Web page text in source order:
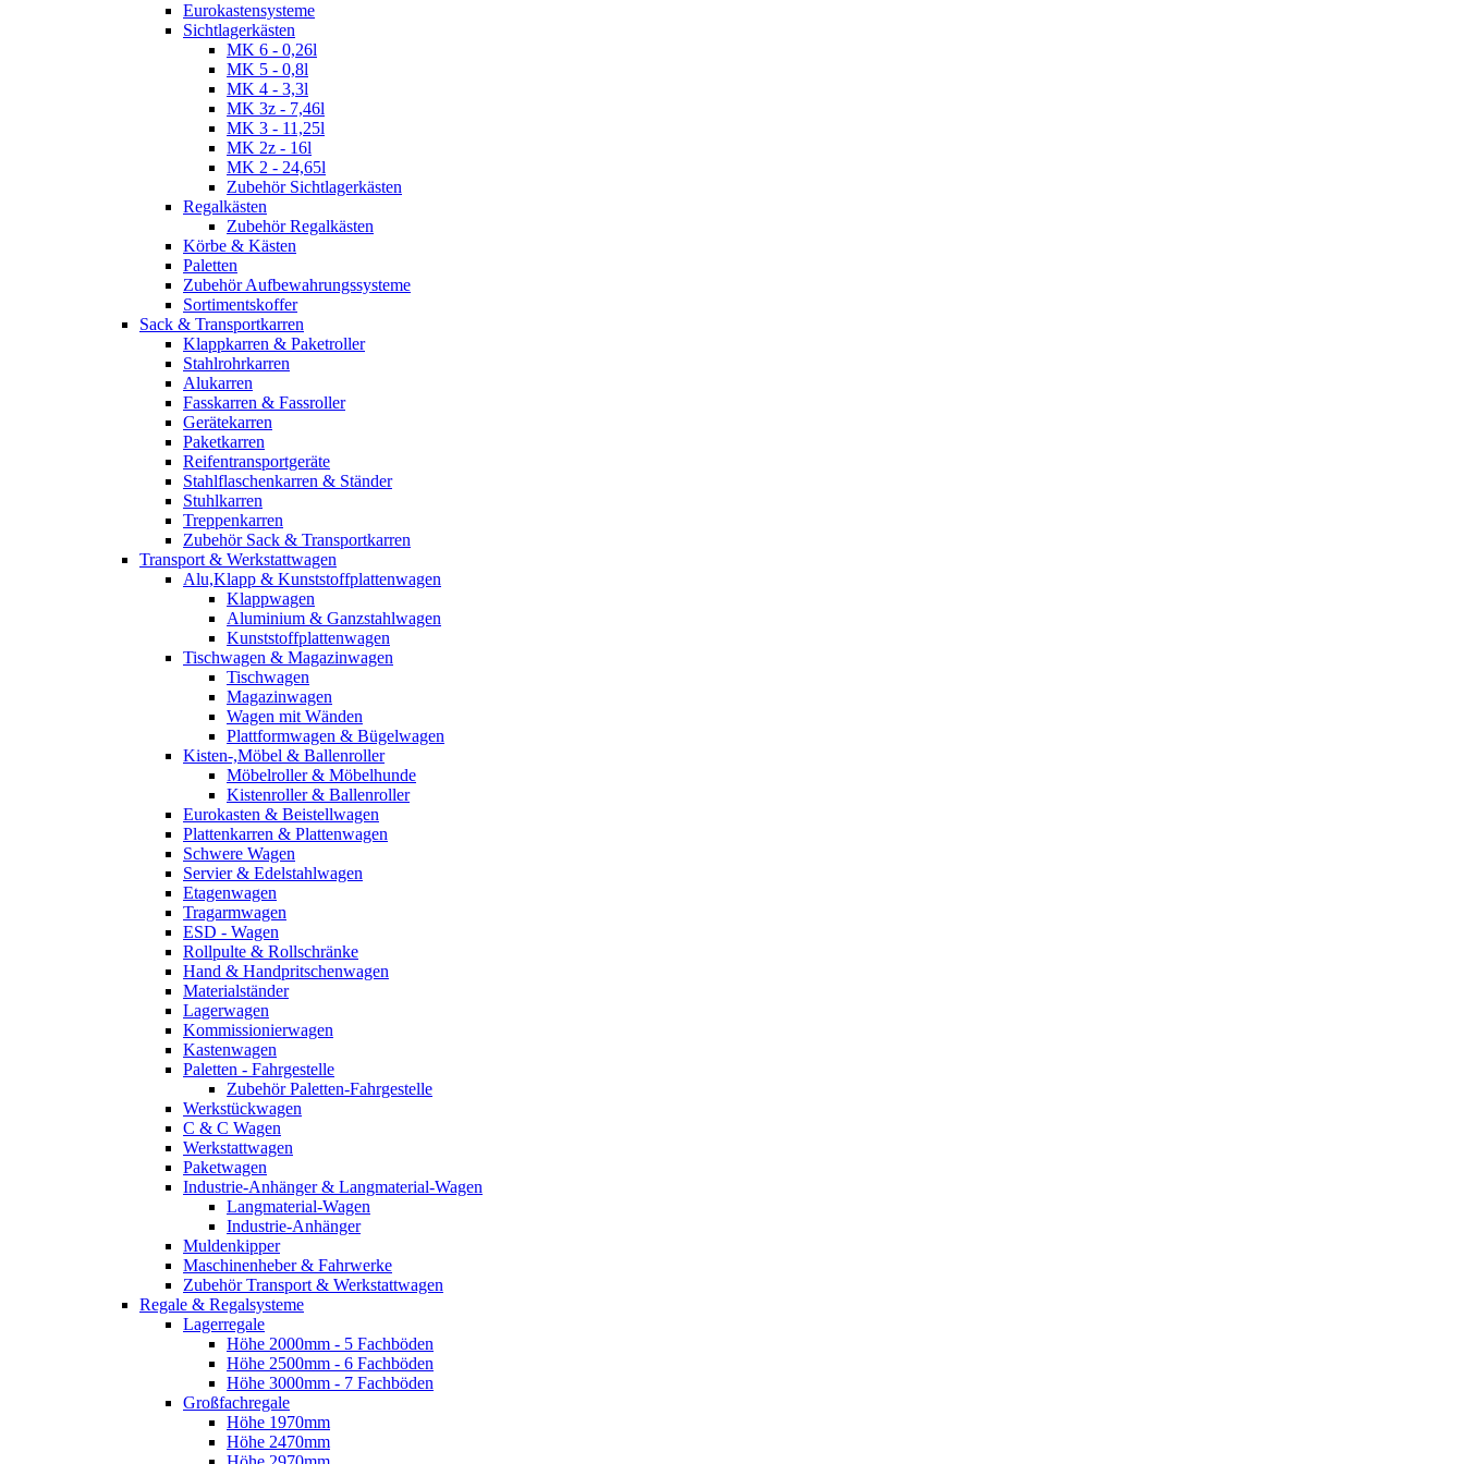
Eurokastensysteme
Sichtlagerkästen
MK 6 - 0,26l
MK 5 - 0,8l
MK 4 - 3,3l
MK 3z - 7,46l
MK 3 - 11,25l
MK 2z - 16l
MK 2 - 24,65l
Zubehör Sichtlagerkästen
Regalkästen
Zubehör Regalkästen
Körbe & Kästen
Paletten
Zubehör Aufbewahrungssysteme
Sortimentskoffer
Sack & Transportkarren
Klappkarren & Paketroller
Stahlrohrkarren
Alukarren
Fasskarren & Fassroller
Gerätekarren
Paketkarren
Reifentransportgeräte
Stahlflaschenkarren & Ständer
Stuhlkarren
Treppenkarren
Zubehör Sack & Transportkarren
Transport & Werkstattwagen
Alu,Klapp & Kunststoffplattenwagen
Klappwagen
Aluminium & Ganzstahlwagen
Kunststoffplattenwagen
Tischwagen & Magazinwagen
Tischwagen
Magazinwagen
Wagen mit Wänden
Plattformwagen & Bügelwagen
Kisten-,Möbel & Ballenroller
Möbelroller & Möbelhunde
Kistenroller & Ballenroller
Eurokasten & Beistellwagen
Plattenkarren & Plattenwagen
Schwere Wagen
Servier & Edelstahlwagen
Etagenwagen
Tragarmwagen
ESD - Wagen
Rollpulte & Rollschränke
Hand & Handpritschenwagen
Materialständer
Lagerwagen
Kommissionierwagen
Kastenwagen
Paletten - Fahrgestelle
Zubehör Paletten-Fahrgestelle
Werkstückwagen
C & C Wagen
Werkstattwagen
Paketwagen
Industrie-Anhänger & Langmaterial-Wagen
Langmaterial-Wagen
Industrie-Anhänger
Muldenkipper
Maschinenheber & Fahrwerke
Zubehör Transport & Werkstattwagen
Regale & Regalsysteme
Lagerregale
Höhe 2000mm - 5 Fachböden
Höhe 2500mm - 6 Fachböden
Höhe 3000mm - 7 Fachböden
Großfachregale
Höhe 1970mm
Höhe 2470mm